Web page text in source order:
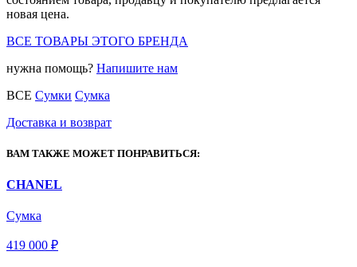
новая цена.
ВСЕ ТОВАРЫ ЭТОГО БРЕНДА
нужна помощь? Напишите нам
ВСЕ Сумки Сумка
Доставка и возврат
ВАМ ТАКЖЕ МОЖЕТ ПОНРАВИТЬСЯ:
CHANEL
Сумка
419 000 ₽